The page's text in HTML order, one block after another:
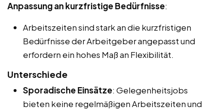
Anpassung an kurzfristige Bedürfnisse:
Arbeitszeiten sind stark an die kurzfristigen
Bedürfnisse der Arbeitgeber angepasst und
erfordern ein hohes Maß an Flexibilität.
Unterschiede
Sporadische Einsätze: Gelegenheitsjobs
bieten keine regelmäßigen Arbeitszeiten und